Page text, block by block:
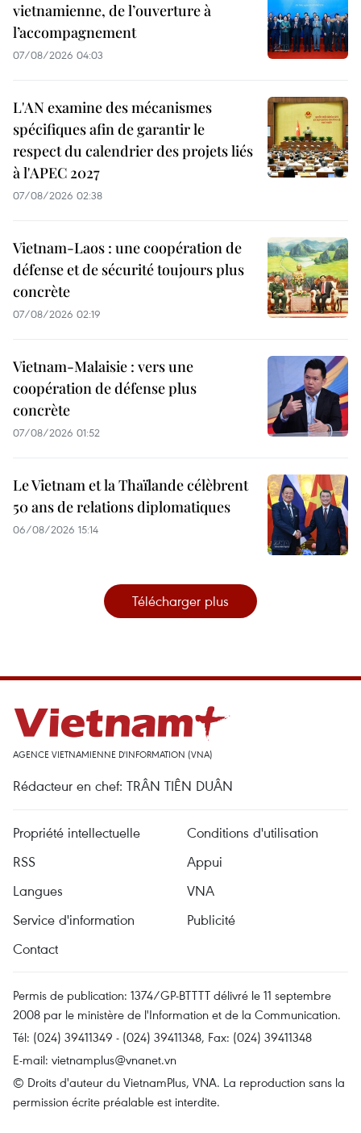
vietnamienne, de l’ouverture à
l’accompagnement
07/08/2026 04:03
L'AN examine des mécanismes
spécifiques afin de garantir le
respect du calendrier des projets liés
à l'APEC 2027
07/08/2026 02:38
Vietnam-Laos : une coopération de
défense et de sécurité toujours plus
concrète
07/08/2026 02:19
Vietnam-Malaisie : vers une
coopération de défense plus
concrète
07/08/2026 01:52
Le Vietnam et la Thaïlande célèbrent
50 ans de relations diplomatiques
06/08/2026 15:14
Télécharger plus
AGENCE VIETNAMIENNE D'INFORMATION (VNA)
Rédacteur en chef: TRÂN TIÊN DUÂN
Propriété intellectuelle
Conditions d'utilisation
RSS
Appui
Langues
VNA
Service d'information
Publicité
Contact
Permis de publication: 1374/GP-BTTTT délivré le 11 septembre
2008 par le ministère de l'Information et de la Communication.
Tél: (024) 39411349 - (024) 39411348, Fax: (024) 39411348
E-mail: vietnamplus@vnanet.vn
© Droits d'auteur du VietnamPlus, VNA. La reproduction sans la
permission écrite préalable est interdite.